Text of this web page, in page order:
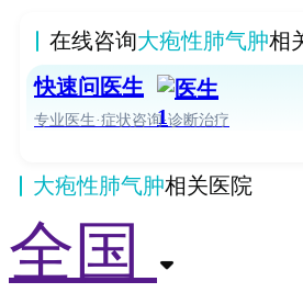
在线咨询大疱性肺气肿相
快速问医生
专业医生·症状咨询·诊断治疗
大疱性肺气肿相关医院
全国